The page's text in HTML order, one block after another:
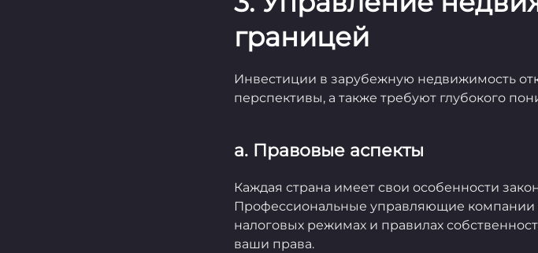
границей
Инвестиции в зарубежную недвижимость
перспективы, а также требуют глубокого
a. Правовые аспекты
Каждая страна имеет свои особенности
Профессиональные управляющие компании
налоговых режимах и правилах
ваши права.